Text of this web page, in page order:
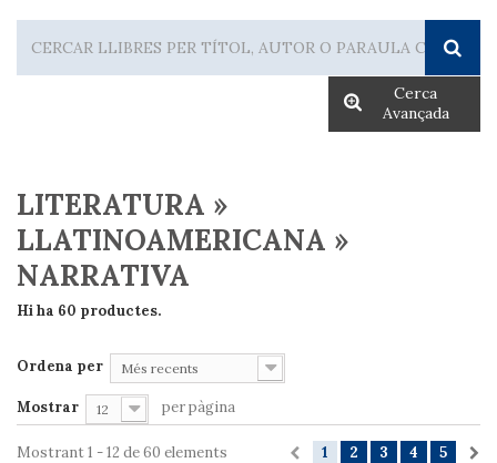
Cerca
Avançada
LITERATURA »
LLATINOAMERICANA »
NARRATIVA
Hi ha 60 productes.
Ordena per Més recents
Mostrar 12 per pàgina
1 2 3 4 5
Mostrant 1 - 12 de 60 elements